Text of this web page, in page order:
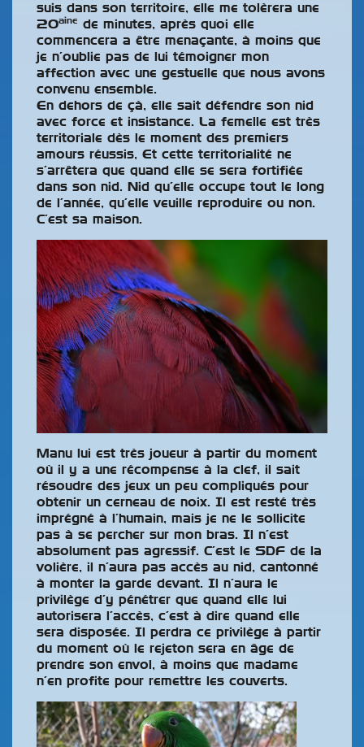
suis dans son territoire, elle me tolèrera une
20aine de minutes, après quoi elle
commencera a être menaçante, à moins que
je n’oublie pas de lui témoigner mon
affection avec une gestuelle que nous avons
convenu ensemble.
En dehors de çà, elle sait défendre son nid
avec force et insistance. La femelle est très
territoriale dès le moment des premiers
amours réussis, Et cette territorialité ne
s’arrêtera que quand elle se sera fortifiée
dans son nid. Nid qu’elle occupe tout le long
de l’année, qu’elle veuille reproduire ou non.
C’est sa maison.
Manu lui est très joueur à partir du moment
où il y a une récompense à la clef, il sait
résoudre des jeux un peu compliqués pour
obtenir un cerneau de noix. Il est resté très
imprégné à l’humain, mais je ne le sollicite
pas à se percher sur mon bras. Il n’est
absolument pas agressif. C’est le SDF de la
volière, il n’aura pas accès au nid, cantonné
à monter la garde devant. Il n’aura le
privilège d’y pénétrer que quand elle lui
autorisera l’accès, c’est à dire quand elle
sera disposée. Il perdra ce privilège à partir
du moment où le rejeton sera en âge de
prendre son envol, à moins que madame
n’en profite pour remettre les couverts.